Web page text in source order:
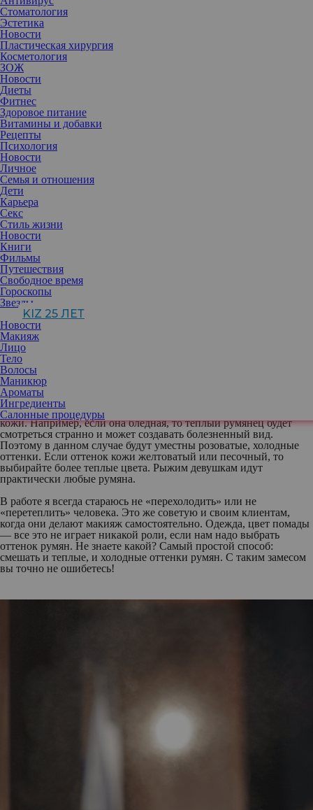
Стоматология
Эстетика
Новости
Пластическая хирургия
Косметология
ЗОЖ
Новости
Диеты
Фитнес
Здоровое питание
Витамины и добавки
Рецепты
Психология
Новости
Личное
Семья и отношения
Дети
Карьера
Секс
Стиль жизни
Новости
Книги
Фильмы
Путешествия
Свободное время
Гороскопы
Звезды
KIZ 25 ЛЕТ
Новости
Макияж
Лицо
Тело
Волосы
Маникюр
Ароматы
Ингредиенты
Салонные процедуры
Если с выбором текстуры румян трудностей возникать не
должно, то их цвет вполне может застать вас врасплох — тем
более, что палитра этого продукта у некоторых брендов
включает более 30 оттенков! Эксперт рассказал «К&З», как
среди этого многообразия найти свой.
Я сторонник такого мнения, что румяна стоит выбирать под тон
кожи. Например, если она бледная, то теплый румянец будет
смотреться странно и может создавать болезненный вид.
Поэтому в данном случае будут уместны розоватые, холодные
оттенки. Если оттенок кожи желтоватый или песочный, то
выбирайте более теплые цвета. Рыжим девушкам идут
практически любые румяна.
В работе я всегда стараюсь не «перехолодить» или не
«перетеплить» человека. Это же советую и своим клиентам,
когда они делают макияж самостоятельно. Одежда, цвет помады
— все это не играет никакой роли, если нам надо выбрать
оттенок румян. Не знаете какой? Самый простой способ:
смешать и теплые, и холодные оттенки румян. С таким замесом
вы точно не ошибетесь!